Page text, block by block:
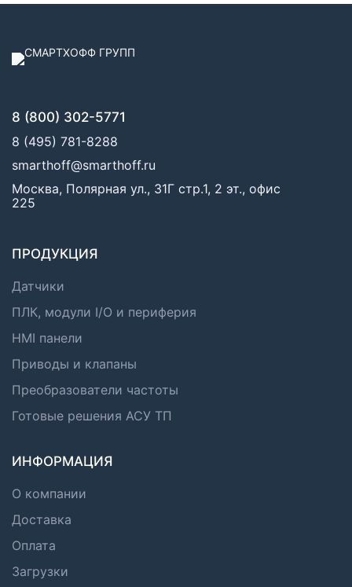
8 (800) 302-5771
8 (495) 781-8288
smarthoff@smarthoff.ru
Москва, Полярная ул., 31Г стр.1, 2 эт., офис
225
ПРОДУКЦИЯ
Датчики
ПЛК, модули I/O и периферия
HMI панели
Приводы и клапаны
Преобразователи частоты
Готовые решения АСУ ТП
ИНФОРМАЦИЯ
О компании
Доставка
Оплата
Загрузки